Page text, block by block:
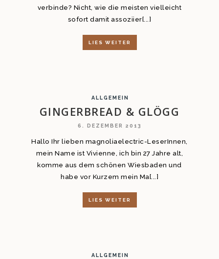
verbinde? Nicht, wie die meisten vielleicht
sofort damit assoziier[...]
LIES WEITER
ALLGEMEIN
GINGERBREAD & GLÖGG
6. DEZEMBER 2013
Hallo Ihr lieben magnoliaelectric-LeserInnen,
mein Name ist Vivienne, ich bin 27 Jahre alt,
komme aus dem schönen Wiesbaden und
habe vor Kurzem mein Ma[...]
LIES WEITER
ALLGEMEIN